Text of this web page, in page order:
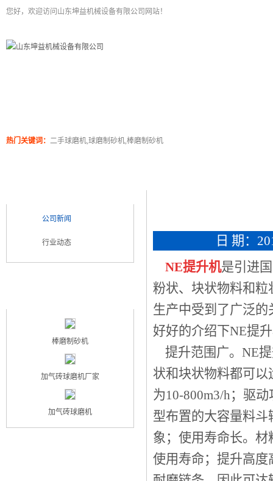
您好，欢迎访问山东坤益机械设备有限公司网站！
热门关键词： 二手球磨机,球磨制砂机,棒磨制砂机
日 期：
NE提升机是引进
粉状、块状物料和
生产中受到了广泛
好好的介绍下NE提
提升范围广。NE
状和块状物料都可以
为10-800m3/h；驱
型布置的大容量料
象；使用寿命长。
使用寿命；提升高
公司新闻
行业动态
棒磨制砂机
加气砖球磨机厂家
加气砖球磨机